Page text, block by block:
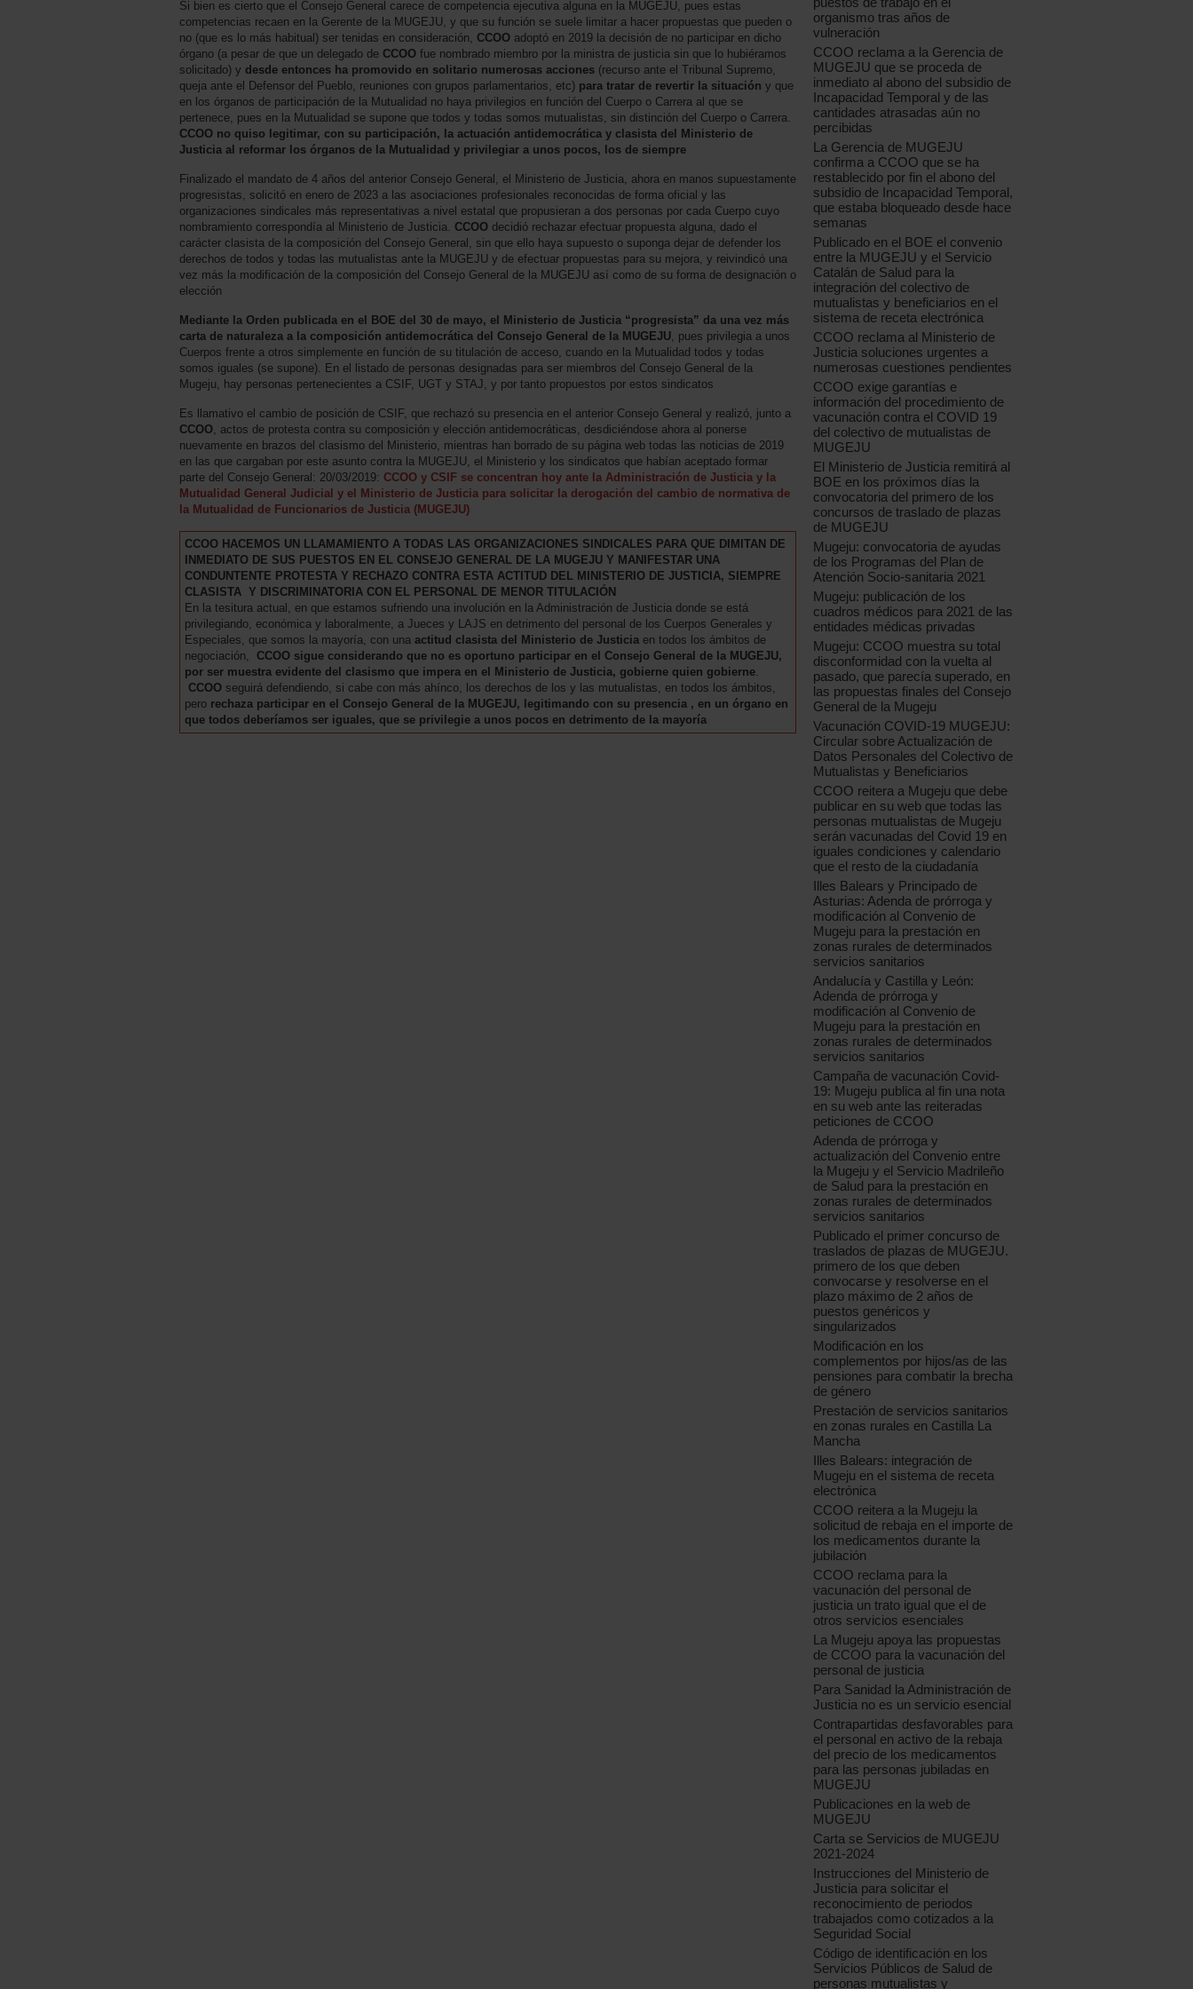
Si bien es cierto que el Consejo General carece de competencia ejecutiva alguna en la MUGEJU, pues estas
competencias recaen en la Gerente de la MUGEJU, y que su función se suele limitar a hacer propuestas que pueden o
no (que es lo más habitual) ser tenidas en consideración, CCOO adoptó en 2019 la decisión de no participar en dicho
órgano (a pesar de que un delegado de CCOO fue nombrado miembro por la ministra de justicia sin que lo hubiéramos
solicitado) y desde entonces ha promovido en solitario numerosas acciones (recurso ante el Tribunal Supremo,
queja ante el Defensor del Pueblo, reuniones con grupos parlamentarios, etc) para tratar de revertir la situación y que
en los órganos de participación de la Mutualidad no haya privilegios en función del Cuerpo o Carrera al que se
pertenece, pues en la Mutualidad se supone que todos y todas somos mutualistas, sin distinción del Cuerpo o Carrera.
CCOO no quiso legitimar, con su participación, la actuación antidemocrática y clasista del Ministerio de
Justicia al reformar los órganos de la Mutualidad y privilegiar a unos pocos, los de siempre
Finalizado el mandato de 4 años del anterior Consejo General, el Ministerio de Justicia, ahora en manos supuestamente
progresistas, solicitó en enero de 2023 a las asociaciones profesionales reconocidas de forma oficial y las
organizaciones sindicales más representativas a nivel estatal que propusieran a dos personas por cada Cuerpo cuyo
nombramiento correspondía al Ministerio de Justicia. CCOO decidió rechazar efectuar propuesta alguna, dado el
carácter clasista de la composición del Consejo General, sin que ello haya supuesto o suponga dejar de defender los
derechos de todos y todas las mutualistas ante la MUGEJU y de efectuar propuestas para su mejora, y reivindicó una
vez más la modificación de la composición del Consejo General de la MUGEJU así como de su forma de designación o
elección
Mediante la Orden publicada en el BOE del 30 de mayo, el Ministerio de Justicia “progresista” da una vez más
carta de naturaleza a la composición antidemocrática del Consejo General de la MUGEJU , pues privilegia a unos
Cuerpos frente a otros simplemente en función de su titulación de acceso, cuando en la Mutualidad todos y todas
somos iguales (se supone). En el listado de personas designadas para ser miembros del Consejo General de la
Mugeju, hay personas pertenecientes a CSIF, UGT y STAJ, y por tanto propuestos por estos sindicatos
Es llamativo el cambio de posición de CSIF, que rechazó su presencia en el anterior Consejo General y realizó, junto a
CCOO , actos de protesta contra su composición y elección antidemocráticas, desdiciéndose ahora al ponerse
nuevamente en brazos del clasismo del Ministerio, mientras han borrado de su página web todas las noticias de 2019
en las que cargaban por este asunto contra la MUGEJU, el Ministerio y los sindicatos que habían aceptado formar
parte del Consejo General: 20/03/2019: CCOO y CSIF se concentran hoy ante la Administración de Justicia y la
Mutualidad General Judicial y el Ministerio de Justicia para solicitar la derogación del cambio de normativa de
la Mutualidad de Funcionarios de Justicia (MUGEJU)
CCOO HACEMOS UN LLAMAMIENTO A TODAS LAS ORGANIZACIONES SINDICALES PARA QUE DIMITAN DE
INMEDIATO DE SUS PUESTOS EN EL CONSEJO GENERAL DE LA MUGEJU Y MANIFESTAR UNA
CONDUNTENTE PROTESTA Y RECHAZO CONTRA ESTA ACTITUD DEL MINISTERIO DE JUSTICIA, SIEMPRE
CLASISTA Y DISCRIMINATORIA CON EL PERSONAL DE MENOR TITULACIÓN
En la tesitura actual, en que estamos sufriendo una involución en la Administración de Justicia donde se está
privilegiando, económica y laboralmente, a Jueces y LAJS en detrimento del personal de los Cuerpos Generales y
Especiales, que somos la mayoría, con una actitud clasista del Ministerio de Justicia en todos los ámbitos de
negociación, CCOO sigue considerando que no es oportuno participar en el Consejo General de la MUGEJU,
por ser muestra evidente del clasismo que impera en el Ministerio de Justicia, gobierne quien gobierne
CCOO seguirá defendiendo, si cabe con más ahínco, los derechos de los y las mutualistas, en todos los ámbitos,
pero rechaza participar en el Consejo General de la MUGEJU, legitimando con su presencia , en un órgano en
que todos deberíamos ser iguales, que se privilegie a unos pocos en detrimento de la mayoría
organismo tras años de
vulneración
CCOO reclama a la Gerencia de
MUGEJU que se proceda de
inmediato al abono del subsidio de
Incapacidad Temporal y de las
cantidades atrasadas aún no
percibidas
La Gerencia de MUGEJU
confirma a CCOO que se ha
restablecido por fin el abono del
subsidio de Incapacidad Temporal,
que estaba bloqueado desde hace
semanas
Publicado en el BOE el convenio
entre la MUGEJU y el Servicio
Catalán de Salud para la
integración del colectivo de
mutualistas y beneficiarios en el
sistema de receta electrónica
CCOO reclama al Ministerio de
Justicia soluciones urgentes a
numerosas cuestiones pendientes
CCOO exige garantías e
información del procedimiento de
vacunación contra el COVID 19
del colectivo de mutualistas de
MUGEJU
El Ministerio de Justicia remitirá al
BOE en los próximos días la
convocatoria del primero de los
concursos de traslado de plazas
de MUGEJU
Mugeju: convocatoria de ayudas
de los Programas del Plan de
Atención Socio-sanitaria 2021
Mugeju: publicación de los
cuadros médicos para 2021 de las
entidades médicas privadas
Mugeju: CCOO muestra su total
disconformidad con la vuelta al
pasado, que parecía superado, en
las propuestas finales del Consejo
General de la Mugeju
Vacunación COVID-19 MUGEJU:
Circular sobre Actualización de
Datos Personales del Colectivo de
Mutualistas y Beneficiarios
CCOO reitera a Mugeju que debe
publicar en su web que todas las
personas mutualistas de Mugeju
serán vacunadas del Covid 19 en
iguales condiciones y calendario
que el resto de la ciudadanía
Illes Balears y Principado de
Asturias: Adenda de prórroga y
modificación al Convenio de
Mugeju para la prestación en
zonas rurales de determinados
servicios sanitarios
Andalucía y Castilla y León:
Adenda de prórroga y
modificación al Convenio de
Mugeju para la prestación en
zonas rurales de determinados
servicios sanitarios
Campaña de vacunación Covid-
19: Mugeju publica al fin una nota
en su web ante las reiteradas
peticiones de CCOO
Adenda de prórroga y
actualización del Convenio entre
la Mugeju y el Servicio Madrileño
de Salud para la prestación en
zonas rurales de determinados
servicios sanitarios
Publicado el primer concurso de
traslados de plazas de MUGEJU.
primero de los que deben
convocarse y resolverse en el
plazo máximo de 2 años de
puestos genéricos y
singularizados
Modificación en los
complementos por hijos/as de las
pensiones para combatir la brecha
de género
Prestación de servicios sanitarios
en zonas rurales en Castilla La
Mancha
Illes Balears: integración de
Mugeju en el sistema de receta
electrónica
CCOO reitera a la Mugeju la
solicitud de rebaja en el importe de
los medicamentos durante la
jubilación
CCOO reclama para la
vacunación del personal de
justicia un trato igual que el de
otros servicios esenciales
La Mugeju apoya las propuestas
de CCOO para la vacunación del
personal de justicia
Para Sanidad la Administración de
Justicia no es un servicio esencial
Contrapartidas desfavorables para
el personal en activo de la rebaja
del precio de los medicamentos
para las personas jubiladas en
MUGEJU
Publicaciones en la web de
MUGEJU
Carta se Servicios de MUGEJU
2021-2024
Instrucciones del Ministerio de
Justicia para solicitar el
reconocimiento de periodos
trabajados como cotizados a la
Seguridad Social
Código de identificación en los
Servicios Públicos de Salud de
personas mutualistas y